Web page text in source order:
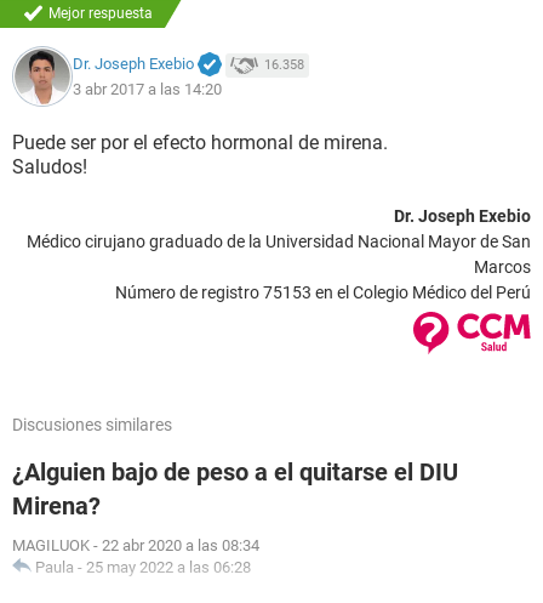
Mejor respuesta
Dr. Joseph Exebio 16.358
3 abr 2017 a las 14:20
Puede ser por el efecto hormonal de mirena.
Saludos!
Dr. Joseph Exebio
Médico cirujano graduado de la Universidad Nacional Mayor de San
Marcos
Número de registro 75153 en el Colegio Médico del Perú
Discusiones similares
¿Alguien bajo de peso a el quitarse el DIU
Mirena?
MAGILUOK - 22 abr 2020 a las 08:34
Paula - 25 may 2022 a las 06:28